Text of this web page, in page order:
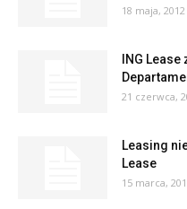
18 maja, 2012
ING
21 czerwca,
Leasing
Lease
15 marca,